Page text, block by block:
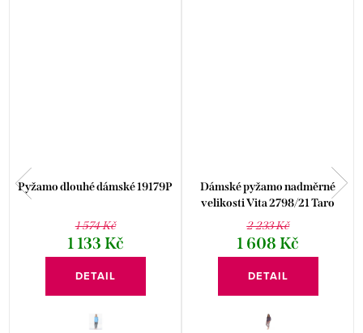
Pyžamo dlouhé dámské 19179P
1 574 Kč
1 133 Kč
DETAIL
Dámské pyžamo nadměrné
velikosti Vita 2798/21 Taro
2 233 Kč
1 608 Kč
DETAIL